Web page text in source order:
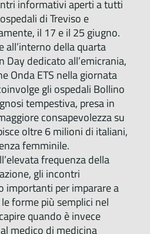
informativi aperti a tutti
di Treviso e
il 17 e il 25 giugno.
all’interno della quarta
Day dedicato all’emicrania,
Onda ETS nella giornata
gli ospedali Bollino
tempestiva, presa in
consapevolezza su
oltre 6 milioni di italiani,
femminile.
frequenza della
gli incontri
per imparare a
forme più semplici nel
quando è invece
medico di medicina